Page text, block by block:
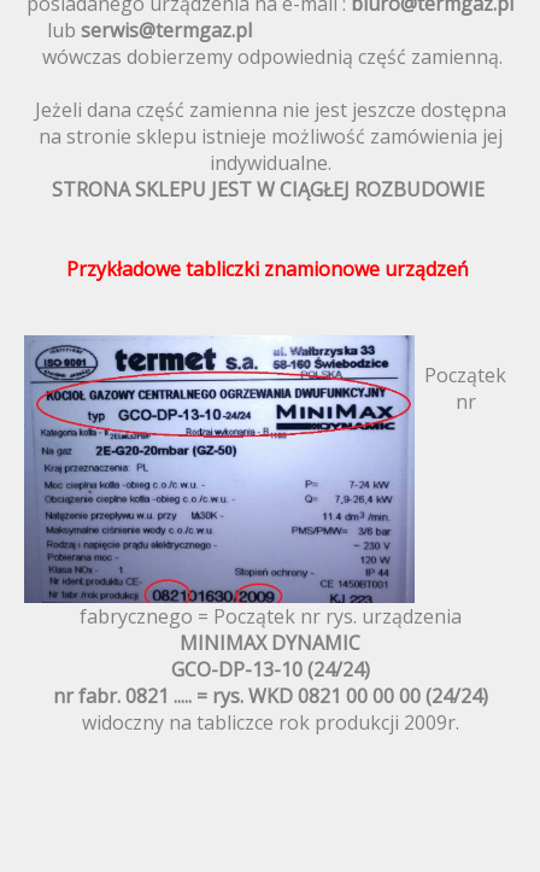
lub serwis@termgaz.pl
wówczas dobierzemy odpowiednią część zamienną.
Jeżeli dana część zamienna nie jest jeszcze dostępna
na stronie sklepu istnieje możliwość zamówienia jej
indywidualne.
STRONA SKLEPU JEST W CIĄGŁEJ ROZBUDOWIE
Przykładowe tabliczki znamionowe urządzeń
Początek
nr
fabrycznego = Początek nr rys. urządzenia
MINIMAX DYNAMIC
GCO-DP-13-10 (24/24)
nr fabr. 0821 ..... = rys.WKD 0821 00 00 00 (24/24)
widoczny na tabliczce rok produkcji 2009r.